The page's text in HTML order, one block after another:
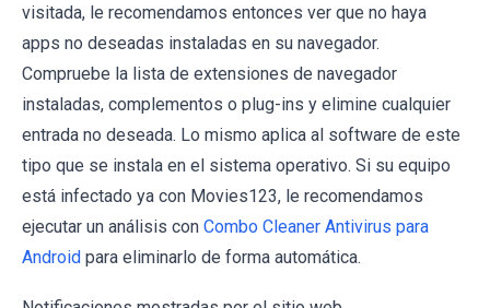
visitada, le recomendamos entonces ver que no haya
apps no deseadas instaladas en su navegador.
Compruebe la lista de extensiones de navegador
instaladas, complementos o plug-ins y elimine cualquier
entrada no deseada. Lo mismo aplica al software de este
tipo que se instala en el sistema operativo. Si su equipo
está infectado ya con Movies123, le recomendamos
ejecutar un análisis con Combo Cleaner Antivirus para
Android para eliminarlo de forma automática.